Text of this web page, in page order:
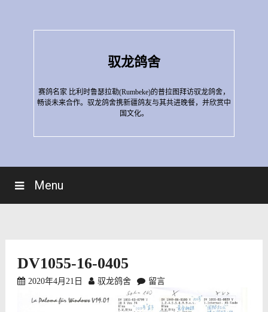
驭龙鸽舍
赛鸽名家 比利时鲁瑟拉勒(Rumbeke)的普拉图拜访驭龙鸽舍，
畅谈未来合作。驭龙鸽舍携新疆鸽友与其共进晚餐，并欣赏中
国文化。
Menu
DV1055-16-0405
2020年4月21日 驭龙鸽舍 留言